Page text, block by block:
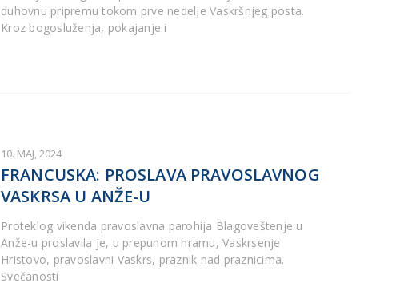
duhovnu pripremu tokom prve nedelje Vaskršnjeg posta.
Kroz bogosluženja, pokajanje i
10. MAJ, 2024
FRANCUSKA: PROSLAVA PRAVOSLAVNOG
VASKRSA U ANŽE-U
Proteklog vikenda pravoslavna parohija Blagoveštenje u
Anže-u proslavila je, u prepunom hramu, Vaskrsenje
Hristovo, pravoslavni Vaskrs, praznik nad praznicima.
Svečanosti